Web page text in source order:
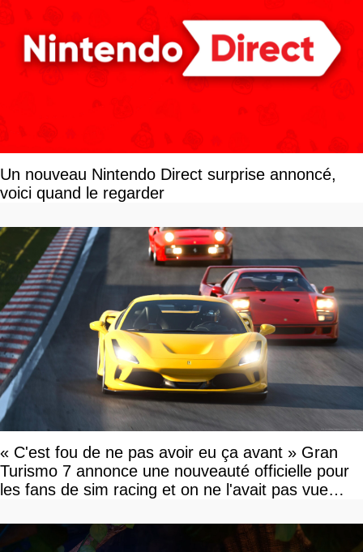
Un nouveau Nintendo Direct surprise annoncé,
voici quand le regarder
« C'est fou de ne pas avoir eu ça avant » Gran
Turismo 7 annonce une nouveauté officielle pour
les fans de sim racing et on ne l'avait pas vue